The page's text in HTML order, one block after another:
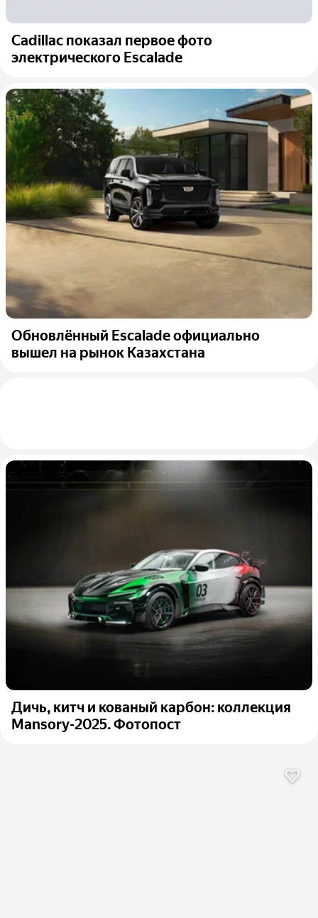
Cadillac показал первое фото
электрического Escalade
Обновлённый Escalade официально
вышел на рынок Казахстана
Дичь, китч и кованый карбон: коллекция
Mansory-2025. Фотопост